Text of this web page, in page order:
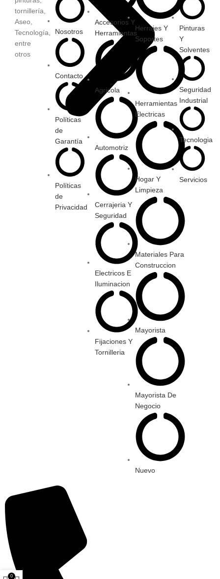
tornillería,
Aseo,
Tecnología,
entre
otros
Nosotros
Contacto
Políticas
de
Garantía
Políticas
de
Privacidad
Accesorios Y
Herramientas
Agricola
Automotriz
Cerrajeria Y
Seguridad
Electricos E
Iluminacion
Fijaciones Y
Tornilleria
Herrajes Y
Soportes
Herramientas
Electricas
Hogar Y
Limpieza
Materiales Para
Construccion
Mayorista
Mayorista De
Negocio
Nuevo
Pinturas
Y
Solventes
Seguridad
Industrial
Tecnologia
Servicios
0